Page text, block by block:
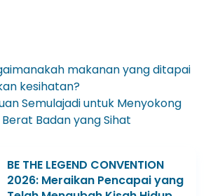
makanan yang ditapai
kesihatan?
Semulajadi untuk Menyokong
Badan yang Sihat
BE THE LEGEND CONVENTION
2026: Meraikan Pencapai yang